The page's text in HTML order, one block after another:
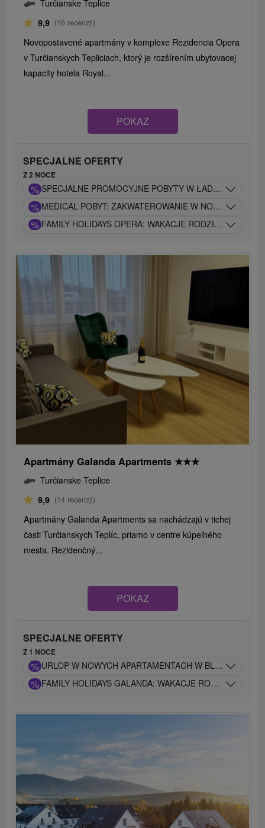
9,9 (16 recenzji)
Novopostavené apartmány v komplexe Rezidencia Opera
v Turčianskych Tepliciach, ktorý je rozšírením ubytovacej
kapacity hotela Royal...
POKAZ
SPECJALNE OFERTY
Z 2 NOCE
% SPECJALNE PROMOCYJNE POBYTY W ŁADNYCH,
% MEDICAL POBYT: ZAKWATEROWANIE W
% FAMILY HOLIDAYS OPERA: WAKACJE RODZINNE Z
Apartmány Galanda Apartments ★★★
Turčianske Teplice
9,9 (14 recenzji)
Apartmány Galanda Apartments sa nachádzajú v tichej
časti Turčianskych Teplíc, priamo v centre kúpeľného
mesta. Rezidenčný...
POKAZ
SPECJALNE OFERTY
Z 1 NOCE
% URLOP W NOWYCH APARTAMENTACH W BLISKIEJ
% FAMILY HOLIDAYS GALANDA: WAKACJE RODZINNE Z